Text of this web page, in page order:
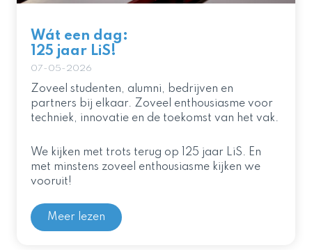
Wát een dag:
125 jaar LiS!
07-05-2026
Zoveel studenten, alumni, bedrijven en
partners bij elkaar. Zoveel enthousiasme voor
techniek, innovatie en de toekomst van het vak.
We kijken met trots terug op 125 jaar LiS. En
met minstens zoveel enthousiasme kijken we
vooruit!
Meer lezen